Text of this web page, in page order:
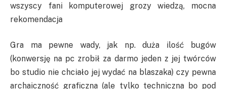
wszyscy fani komputerowej grozy wiedzą, mocna
rekomendacja
Gra ma pewne wady, jak np. duża ilość bugów
(konwersję na pc zrobił za darmo jeden z jej twórców
bo studio nie chciało jej wydać na blaszaka) czy pewna
archaiczność graficzna (ale tylko techniczna bo pod